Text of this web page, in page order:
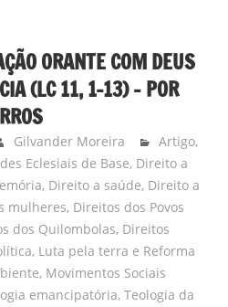
ORANTE COM DEUS
(LC 11, 1-13) – POR
Gilvander Moreira Artigo,
Eclesiais de Base, Direito a
, Direito a saúde, Direito a
mulheres, Direitos dos Povos
dos Quilombolas, Direitos
, Luta pela terra e Reforma
, Movimentos Sociais
emancipatória, Teologia da